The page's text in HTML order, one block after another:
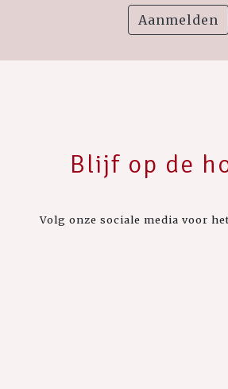
Aanmelden
Blijf op de
Volg onze sociale media voor